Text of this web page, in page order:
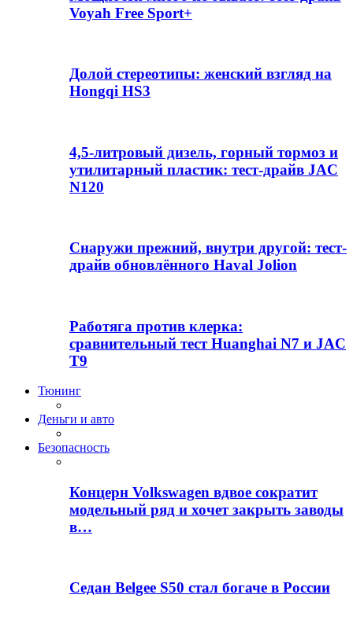
Voyah Free Sport+
Долой стереотипы: женский взгляд на
Hongqi HS3
4,5-литровый дизель, горный тормоз и
утилитарный пластик: тест-драйв JAC
N120
Снаружи прежний, внутри другой: тест-
драйв обновлённого Haval Jolion
Работяга против клерка:
сравнительный тест Huanghai N7 и JAC
T9
Тюнинг
Деньги и авто
Безопасность
Концерн Volkswagen вдвое сократит
модельный ряд и хочет закрыть заводы
в…
Седан Belgee S50 стал богаче в России